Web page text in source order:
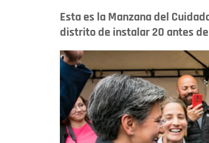
Esta es la Manzana del
distrito de instalar 20 antes